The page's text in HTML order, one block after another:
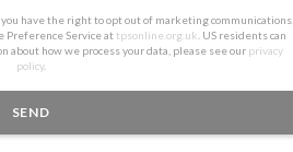
have the right to opt out of marketing communications.
Preference Service at tpsonline.org.uk . US residents can
about how we process your data, please see our privacy
policy.